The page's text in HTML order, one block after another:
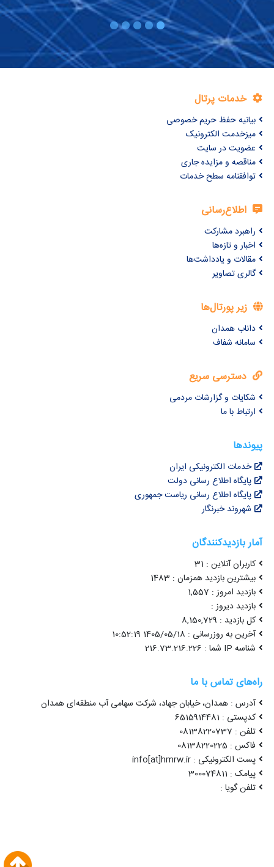
خدمات پرتال
بیانیه حفظ حریم خصوصی
میزخدمت الکترونیک
عضویت در سایت
مناقصه و مزایده جاری
توافقنامه سطح خدمات
اطلاع‌رسانی
راهبرد مشارکت
اخبار و تازه‌ها
مقالات و یادداشت‌ها
گالری تصاویر
زیر پورتال‌ها
داناب همدان
سامانه شفاف
دسترسی سریع
شکایات و گزارشات مردمی
ارتباط با ما
پیوندها
خدمات الکترونیکی ایران
پایگاه اطلاع رسانی دولت
پایگاه اطلاع رسانی ریاست جمهوری
شهروند خبرنگار
آمار بازدیدکنندگان
کاربران آنلاین : 31
بیشترین بازدید همزمان : 1483
بازدید امروز : 1,557
بازدید دیروز :
کل بازدید : 8,150,729
آخرین به روزرسانی : 1405/05/18 10:52:19
شناسه IP شما : 216.73.216.226
راه‌های تماس با ما
آدرس : همدان، خیابان جهاد، شرکت سهامی آب منطقه‌ای همدان
کدپستی : 6515914481
تلفن : 08138220737
فاکس : 08138220225
پست الکترونیکی : info[at]hmrw.ir
پیامک : 300074811
تلفن گویا :